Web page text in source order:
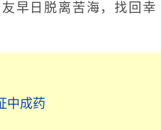
日脱离苦海，找回幸
中成药